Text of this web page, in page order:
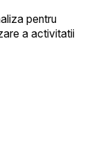
pentru
a activitatii